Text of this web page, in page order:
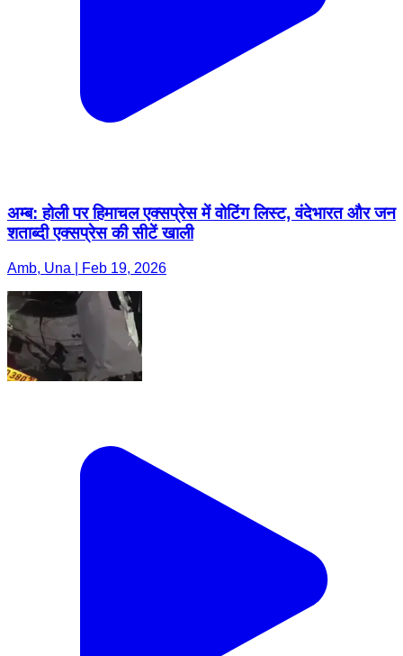
अम्ब: होली पर हिमाचल एक्सप्रेस में वोटिंग लिस्ट, वंदेभारत और जन
शताब्दी एक्सप्रेस की सीटें खाली
Amb, Una | Feb 19, 2026